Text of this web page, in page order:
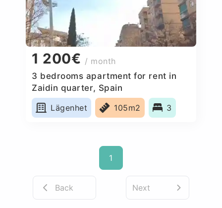
1 200€ / month
3 bedrooms apartment for rent in
Zaidin quarter, Spain
Lägenhet
105m2 3
1
Back Next